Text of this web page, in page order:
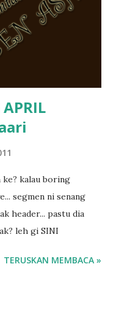
aku mula fikir
budak yang ada
la aku cerita pasal
pu...
APRIL
ke? kalau boring
segmen ni senang
header... pastu dia
leh gi SINI
TERUSKAN MEMBACA »